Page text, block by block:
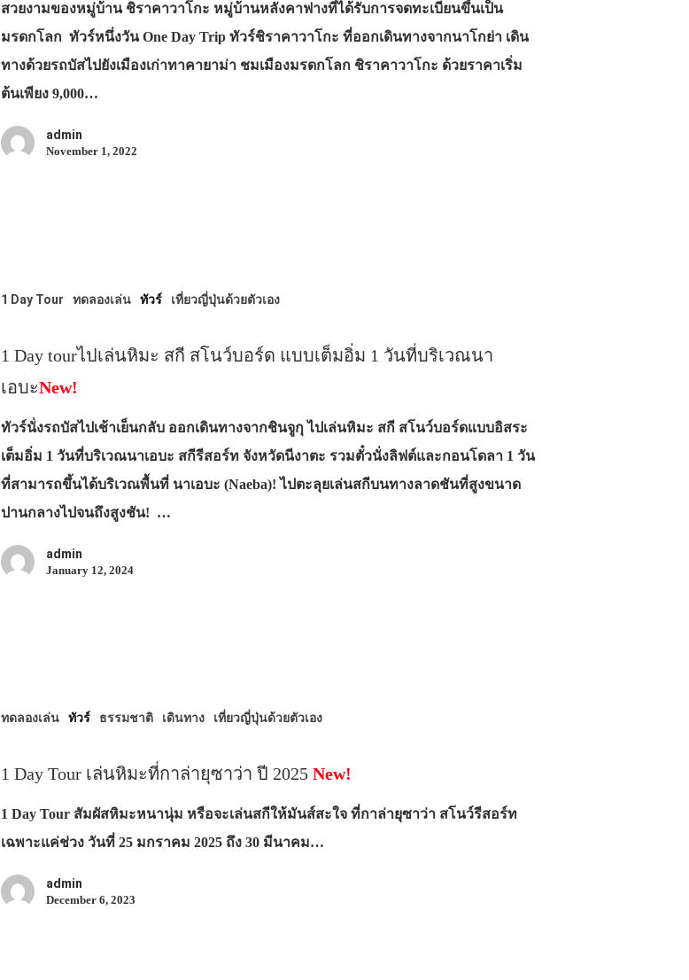
สวยงามของหมู่บ้าน ชิราคาวาโกะ หมู่บ้านหลังคาฟางที่ได้รับการจดทะเบียนขึ้นเป็น
มรดกโลก ทัวร์หนึ่งวัน One Day Trip ทัวร์ชิราคาวาโกะ ที่ออกเดินทางจากนาโกย่า เดิน
ทางด้วยรถบัสไปยังเมืองเก่าทาคายาม่า ชมเมืองมรดกโลก ชิราคาวาโกะ ด้วยราคาเริ่ม
ต้นเพียง 9,000…
admin
November 1, 2022
1 Day Tour ทดลองเล่น ทัวร์ เที่ยวญี่ปุ่นด้วยตัวเอง
1 Day tourไปเล่นหิมะ สกี สโนว์บอร์ด แบบเต็มอิ่ม 1 วันที่บริเวณนา
เอบะNew!
ทัวร์นั่งรถบัสไปเช้าเย็นกลับ ออกเดินทางจากชินจูกุ ไปเล่นหิมะ สกี สโนว์บอร์ดแบบอิสระ
เต็มอิ่ม 1 วันที่บริเวณนาเอบะ สกีรีสอร์ท จังหวัดนีงาตะ รวมตั๋วนั่งลิฟต์และกอนโดลา 1 วัน
ที่สามารถขึ้นได้บริเวณพื้นที่ นาเอบะ (Naeba)! ไปตะลุยเล่นสกีบนทางลาดชันที่สูงขนาด
ปานกลางไปจนถึงสูงชัน! …
admin
January 12, 2024
ทดลองเล่น ทัวร์ ธรรมชาติ เดินทาง เที่ยวญี่ปุ่นด้วยตัวเอง
1 Day Tour เล่นหิมะที่กาล่ายุซาว่า ปี 2025New!
1 Day Tour สัมผัสหิมะหนานุ่ม หรือจะเล่นสกีให้มันส์สะใจ ที่กาล่ายุซาว่า สโนว์รีสอร์ท
เฉพาะแค่ช่วง วันที่ 25 มกราคม 2025 ถึง 30 มีนาคม…
admin
December 6, 2023